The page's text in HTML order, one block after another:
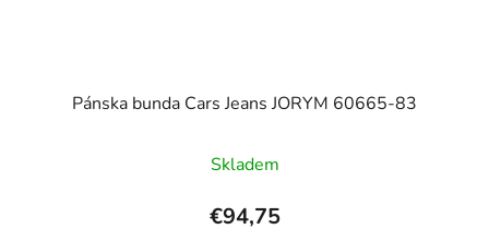
Pánska bunda Cars Jeans JORYM 60665-83
Skladem
€94,75